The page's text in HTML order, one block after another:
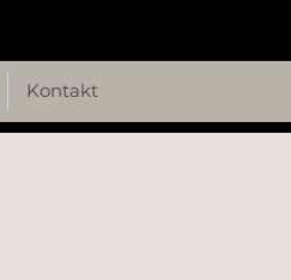
Kontakt